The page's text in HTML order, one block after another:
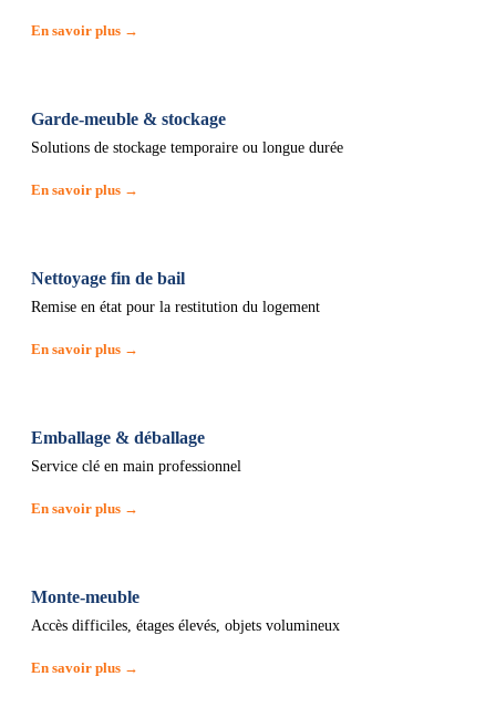
En savoir plus →
Garde-meuble & stockage
Solutions de stockage temporaire ou longue durée
En savoir plus →
Nettoyage fin de bail
Remise en état pour la restitution du logement
En savoir plus →
Emballage & déballage
Service clé en main professionnel
En savoir plus →
Monte-meuble
Accès difficiles, étages élevés, objets volumineux
En savoir plus →